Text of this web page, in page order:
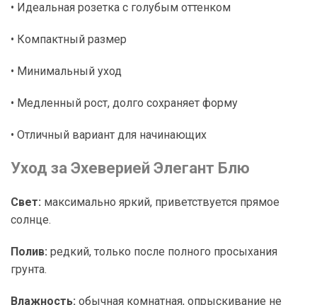
• Идеальная розетка с голубым оттенком
• Компактный размер
• Минимальный уход
• Медленный рост, долго сохраняет форму
• Отличный вариант для начинающих
Уход за Эхеверией Элегант Блю
Свет: максимально яркий, приветствуется прямое
солнце.
Полив: редкий, только после полного просыхания
грунта.
Влажность: обычная комнатная, опрыскивание не